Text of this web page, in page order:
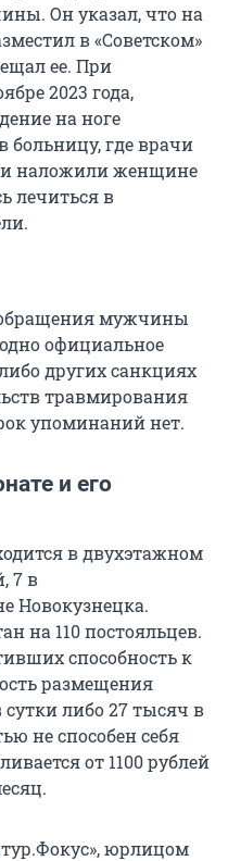
Он указал, что на
в «Советском»
ее. При
2023 года,
на ноге
больницу, где врачи
и наложили женщине
лечиться в
обращения мужчины
официальное
других санкциях
травмирования
упоминаний нет.
и его
в двухэтажном
7 в
Новокузнецка.
на 110 постояльцев.
способность к
размещения
сутки либо 27 тысяч в
не способен себя
от 1100 рублей
юрлицом